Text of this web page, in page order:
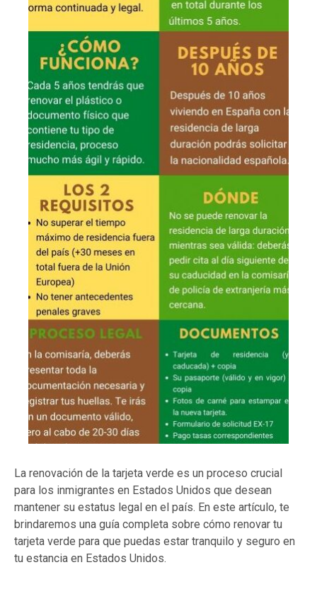
La renovación de la tarjeta verde es un proceso crucial
para los inmigrantes en Estados Unidos que desean
mantener su estatus legal en el país. En este artículo, te
brindaremos una guía completa sobre cómo renovar tu
tarjeta verde para que puedas estar tranquilo y seguro en
tu estancia en Estados Unidos.